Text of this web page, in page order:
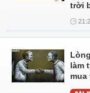
trời
làm